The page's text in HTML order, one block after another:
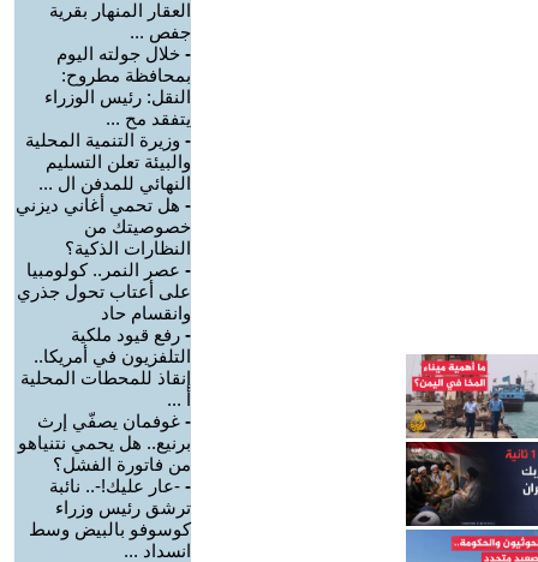
العقار المنهار بقرية
جفص ...
- خلال جولته اليوم
بمحافظة مطروح:
النقل: رئيس الوزراء
يتفقد مح ...
- وزيرة التنمية المحلية
والبيئة تعلن التسليم
النهائي للمدفن ال ...
- هل تحمي أغاني ديزني
خصوصيتك من
النظارات الذكية؟
- عصر النمر.. كولومبيا
على أعتاب تحول جذري
وانقسام حاد
- رفع قيود ملكية
التلفزيون في أمريكا..
إنقاذ للمحطات المحلية
أ ...
- غوفمان يصفّي إرث
برنيع.. هل يحمي نتنياهو
من فاتورة الفشل؟
- -عار عليك!-.. نائبة
ترشق رئيس وزراء
كوسوفو بالبيض وسط
انسداد ...